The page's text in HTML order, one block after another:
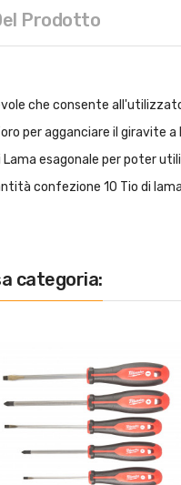
Prodotto
che consente
per agganciare il giravite
esagonale per poter
confezione 10 Tio di
categoria: